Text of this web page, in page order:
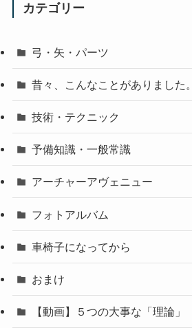
カテゴリー
弓・矢・パーツ
昔々、こんなことがありました。
技術・テクニック
予備知識・一般常識
アーチャーアヴェニュー
フォトアルバム
車椅子になってから
おまけ
【動画】５つの大事な「理論」